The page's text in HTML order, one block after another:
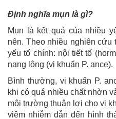
Định nghĩa mụn là gì?
Mụn là kết quả của nhiều
nên. Theo nhiều nghiên cứu
yếu tố chính: nội tiết tố
nang lông (vi khuẩn P. ance).
Bình thường, vi khuẩn P.
khi có quá nhiều chất nhờn
môi trường thuận lợi cho vi
viêm nhiễm dẫn đến hình